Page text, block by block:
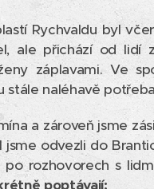
Rychvaldu byl
ale přichází od lidí
záplavami. Ve
stále naléhavě
a zároveň jsme
odvezli do
rozhovorech s
poptávají: